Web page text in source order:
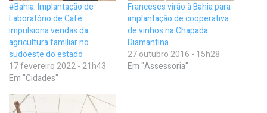
#Bahia: Implantação de
Laboratório de Café
impulsiona vendas da
agricultura familiar no
sudoeste do estado
17 fevereiro 2022 - 21h43
Em "Cidades"
Franceses virão à Bahia para
implantação de cooperativa
de vinhos na Chapada
Diamantina
27 outubro 2016 - 15h28
Em "Assessoria"